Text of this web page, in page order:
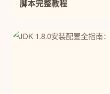
脚本完整教程